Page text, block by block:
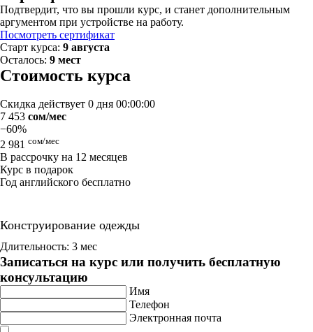
Подтвердит, что вы прошли курс, и станет дополнительным
аргументом при устройстве на работу.
Посмотреть сертификат
Старт курса: 9 августа
Осталось: 9 мест
Стоимость курса
Скидка действует 0 дня 00:00:00
7 453 сом/мес
−60%
2 981 сом/мес
В рассрочку на 12 месяцев
Курс в подарок
Год английского бесплатно
Конструирование одежды
Длительность: 3 мес
Записаться на курс или получить бесплатную
консультацию
Имя
Телефон
Электронная почта